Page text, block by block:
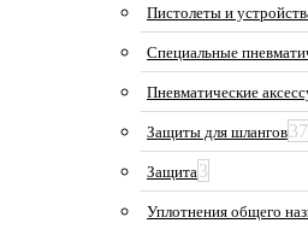
Пистолеты и
Специальные
Пневматические
Защиты для шлангов37
Защита3
Уплотнения общего